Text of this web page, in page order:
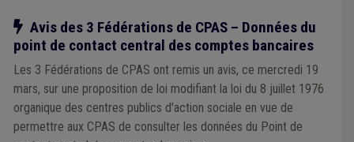
Notre action
Avis des 3 Fédérations de CPAS – Données du
point de contact central des comptes bancaires
Les 3 Fédérations de CPAS ont remis un avis, ce mercredi 19
mars, sur une proposition de loi modifiant la loi du 8 juillet 1976
organique des centres publics d'action sociale en vue de
permettre aux CPAS de consulter les données du Point de